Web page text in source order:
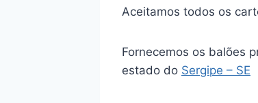
Aceitamos todos os
Fornecemos os balões
estado do Sergipe – SE